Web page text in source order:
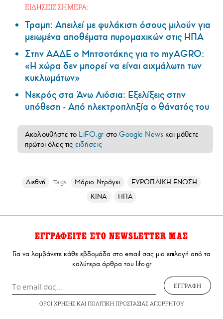
ΕΙΔΗΣΕΙΣ ΣΗΜΕΡΑ:
Τραμπ: Απειλεί με φυλάκιση όσους μιλούν για
μειωμένα αποθέματα πυρομαχικών στις ΗΠΑ
Στην ΑΑΔΕ ο Μητσοτάκης για το myAGRO:
«Η χώρα δεν μπορεί να είναι αιχμάλωτη των
κυκλωμάτων»
Νεκρός στα Άνω Λιόσια: Εξελίξεις στην
υπόθεση - Από ηλεκτροπληξία ο θάνατός του
Ακολουθήστε το LiFO.gr στοGoogle News και μάθετε
πρώτοι όλες τις ειδήσεις
Διεθνή Tags Μάριο Ντράγκι
ΕΥΡΩΠΑΙΚΗ ΕΝΩΣΗ
ΚΙΝΑ
ΗΠΑ
ΕΓΓΡΑΦΕΙΤΕ ΣΤΟ NEWSLETTER ΜΑΣ
Για να λαμβάνετε κάθε εβδομάδα στο email σας μια επιλογή από τα
καλύτερα άρθρα του lifo.gr
ΕΓΓΡΑΦΗ
ΟΡΟΙ ΧΡΗΣΗΣΚΑΙ ΠΟΛΙΤΙΚΗ ΠΡΟΣΤΑΣΙΑΣ ΑΠΟΡΡΗΤΟΥ